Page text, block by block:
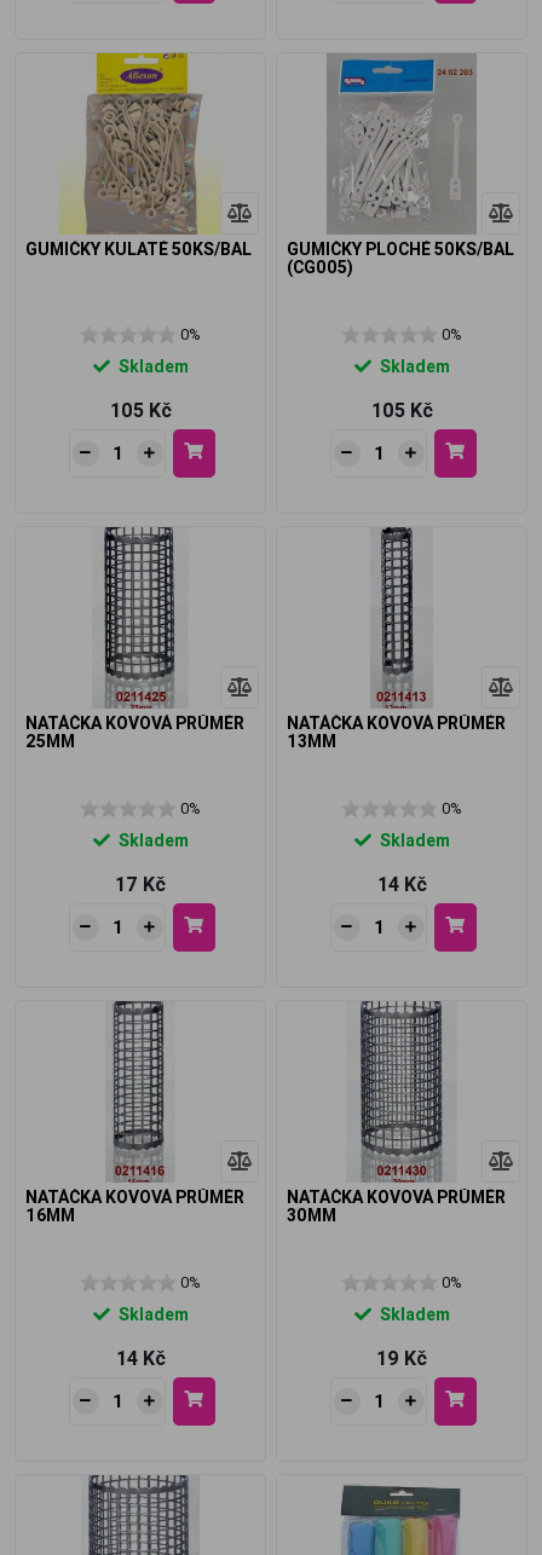
GUMIČKY KULATÉ 50KS/BAL
0%
Skladem
105 Kč
GUMIČKY PLOCHÉ 50KS/BAL
(CG005)
0%
Skladem
105 Kč
NATÁČKA KOVOVÁ PRŮMĚR
25MM
0%
Skladem
17 Kč
NATÁČKA KOVOVÁ PRŮMĚR
13MM
0%
Skladem
14 Kč
NATÁČKA KOVOVÁ PRŮMĚR
16MM
0%
Skladem
14 Kč
NATÁČKA KOVOVÁ PRŮMĚR
30MM
0%
Skladem
19 Kč